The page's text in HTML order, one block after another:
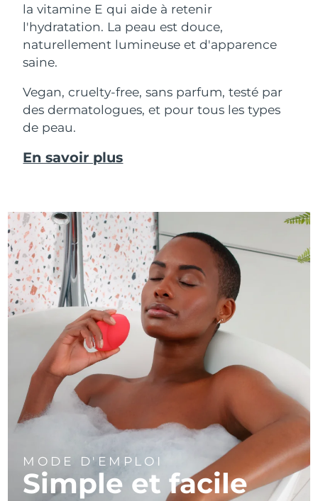
la vitamine E qui aide à retenir
l'hydratation. La peau est douce,
naturellement lumineuse et d'apparence
saine.
Vegan, cruelty-free, sans parfum, testé par
des dermatologues, et pour tous les types
de peau.
En savoir plus
MODE D'EMPLOI
Simple et facile